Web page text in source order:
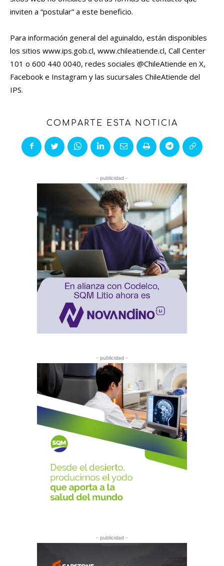
inviten a “postular” a este beneficio.
Para información general del aguinaldo, están disponibles
los sitios www.ips.gob.cl, www.chileatiende.cl, Call Center
101 o 600 440 0040, redes sociales @ChileAtiende en X,
Facebook e Instagram y las sucursales ChileAtiende del
IPS.
COMPARTE ESTA NOTICIA
- publicidad -
- publicidad -
- publicidad -